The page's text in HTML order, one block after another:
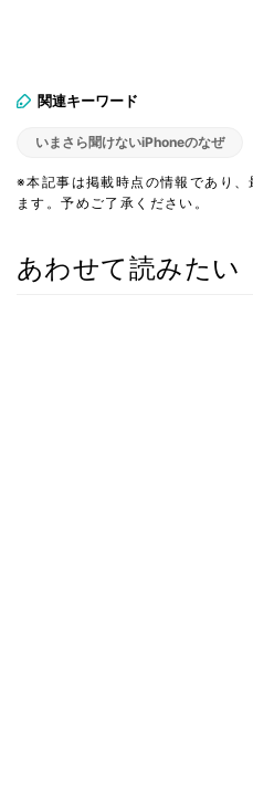
関連キーワード
いまさら聞けないiPhoneのなぜ
※本記事は掲載時点の情報であり
ます。予めご了承ください。
あわせて読みたい